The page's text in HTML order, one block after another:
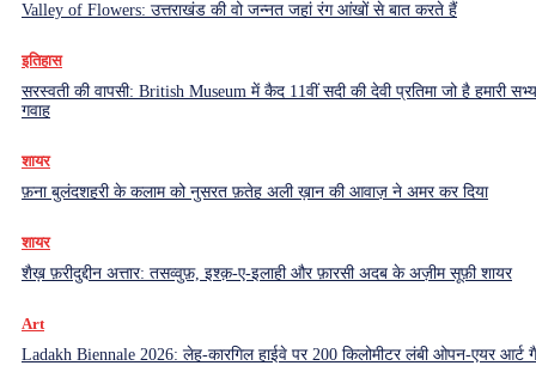
Valley of Flowers: उत्तराखंड की वो जन्नत जहां रंग आंखों से बात करते हैं
इतिहास
सरस्वती की वापसी: British Museum में कैद 11वीं सदी की देवी प्रतिमा जो है हमारी
गवाह
शायर
फ़ना बुलंदशहरी के कलाम को नुसरत फ़तेह अली ख़ान की आवाज़ ने अमर कर दिया
शायर
शैख़ फ़रीदुद्दीन अत्तार: तसव्वुफ़, इश्क़-ए-इलाही और फ़ारसी अदब के अज़ीम सूफ़ी शायर
Art
Ladakh Biennale 2026: लेह-कारगिल हाईवे पर 200 किलोमीटर लंबी ओपन-एयर आर्ट